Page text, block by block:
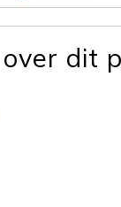
true to width
dit